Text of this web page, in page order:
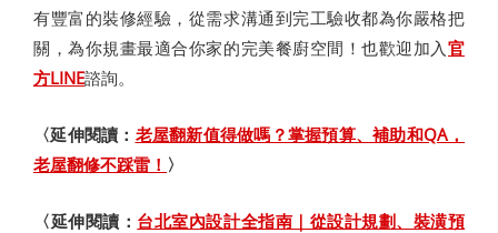
有豐富的裝修經驗，從需求溝通到完工驗收都為你嚴格把
關，為你規畫最適合你家的完美餐廚空間！也歡迎加入 官
方LINE諮詢。
〈延伸閱讀： 老屋翻新值得做嗎？掌握預算、補助和QA，
老屋翻修不踩雷！ 〉
〈延伸閱讀： 台北室內設計全指南｜從設計規劃、裝潢預